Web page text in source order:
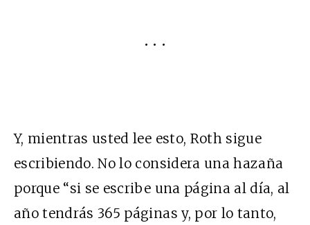
• • •
Y, mientras usted lee esto, Roth sigue
escribiendo. No lo considera una hazaña
porque “si se escribe una página al día, al
año tendrás 365 páginas y, por lo tanto,